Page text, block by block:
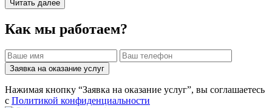
Читать далее
Как мы работаем?
Заявка на оказание услуг
Нажимая кнопку “Заявка на оказание услуг”, вы соглашаетесь
с Политикой конфиденциальности